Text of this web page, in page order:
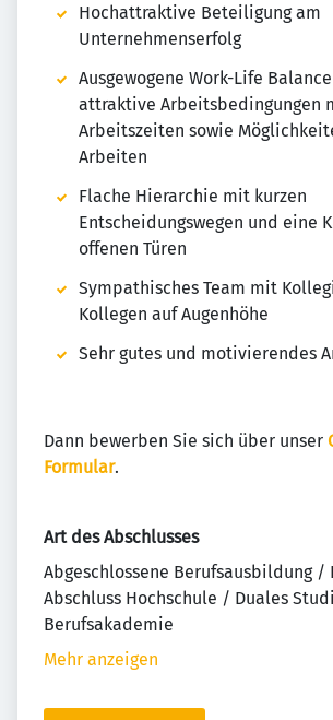
Hochattraktive Beteiligung am
Unternehmenserfolg
Ausgewogene Work-Life
attraktive Arbeitsbedingungen
Arbeitszeiten sowie
Arbeiten
Flache Hierarchie mit kurzen
Entscheidungswegen und eine
offenen Türen
Sympathisches Team mit
Kollegen auf Augenhöhe
Sehr gutes und motivierendes
Dann bewerben Sie sich über unser
Formular.
Art des Abschlusses
Abgeschlossene Berufsausbildung /
Abschluss Hochschule / Duales
Berufsakademie
Mehr anzeigen